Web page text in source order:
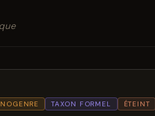
TAXON FORMEL ÉTEINT